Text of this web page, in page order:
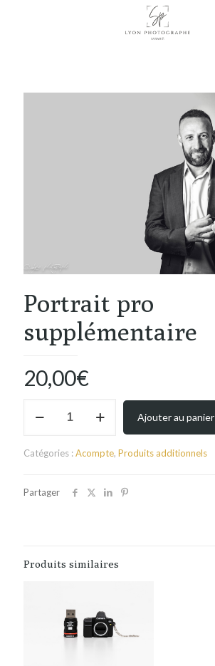
Portrait pro
supplémentaire
20,00€
supplémentaire
Ajouter au panier
Catégories :Acompte, Produits additionnels
Partager
Produits similaires